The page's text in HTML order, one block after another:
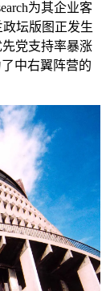
为其企业客
坛版图正发生
先党支持率暴涨
中右翼阵营的